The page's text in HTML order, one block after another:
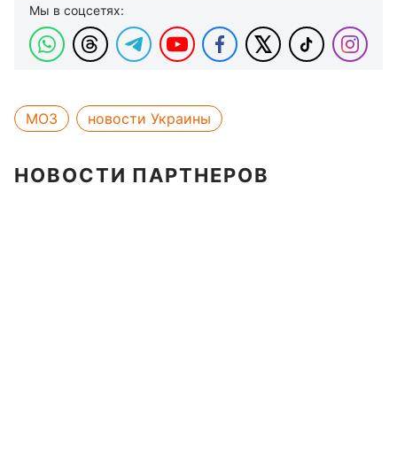
Мы в соцсетях:
МОЗ новости Украины
НОВОСТИ ПАРТНЕРОВ